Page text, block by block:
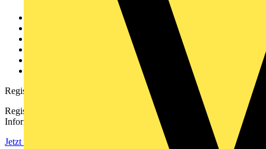
Registrierung
Registrieren Sie sich kostenlos und erhalten Sie stets aktuelle
Informationen aus der Elektroindustrie.
Jetzt registrieren